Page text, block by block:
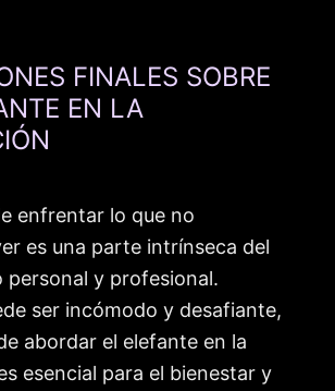
FINALES SOBRE
EN LA
enfrentar lo que no
es una parte intrínseca del
personal y profesional.
ser incómodo y desafiante,
abordar el elefante en la
esencial para el bienestar y